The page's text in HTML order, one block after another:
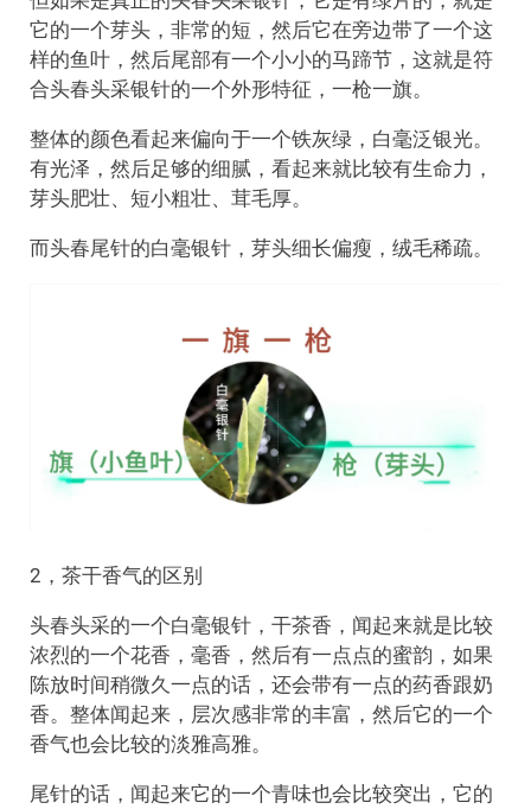
它的一个芽头，非常的短，然后它在旁边带了一个这
样的鱼叶，然后尾部有一个小小的马蹄节，这就是符
合头春头采银针的一个外形特征，一枪一旗。
整体的颜色看起来偏向于一个铁灰绿，白毫泛银光。
有光泽，然后足够的细腻，看起来就比较有生命力，
芽头肥壮、短小粗壮、茸毛厚。
而头春尾针的白毫银针，芽头细长偏瘦，绒毛稀疏。
2，茶干香气的区别
头春头采的一个白毫银针，干茶香，闻起来就是比较
浓烈的一个花香，毫香，然后有一点点的蜜韵，如果
陈放时间稍微久一点的话，还会带有一点的药香跟奶
香。整体闻起来，层次感非常的丰富，然后它的一个
香气也会比较的淡雅高雅。
尾针的话，闻起来它的一个青味也会比较突出，它的